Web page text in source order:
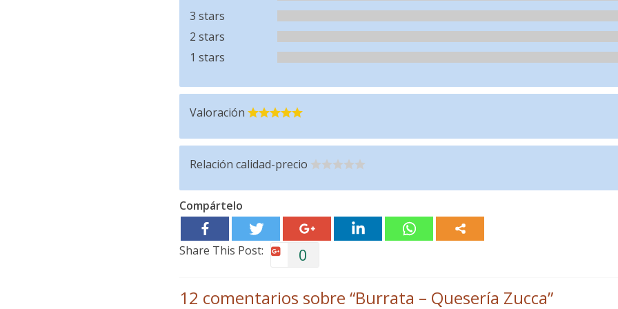
3 stars
2 stars
1 stars
Valoración
Relación calidad-precio
Compártelo
Share This Post: 0
12 comentarios sobre “Burrata – Quesería Zucca”